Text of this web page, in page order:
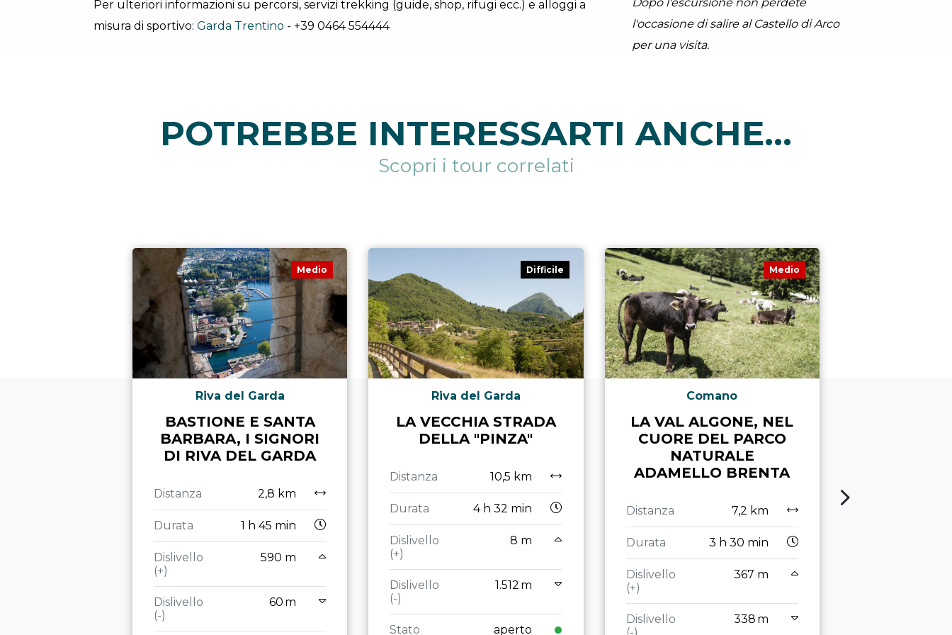
Per ulteriori informazioni su percorsi, servizi trekking (guide, shop, rifugi ecc.) e alloggi a
misura di sportivo: Garda Trentino - +39 0464 554444
l'occasione di salire al Castello di Arco
per una visita.
POTREBBE INTERESSARTI ANCHE...
Scopri i tour correlati
Medio
Riva del Garda
BASTIONE E SANTA
BARBARA, I SIGNORI
DI RIVA DEL GARDA
Distanza 2,8 km
Durata 1 h 45 min
Dislivello
(+)
590 m
Dislivello
(-)
60 m
Difficile
Riva del Garda
LA VECCHIA STRADA
DELLA "PINZA"
Distanza 10,5 km
Durata 4 h 32 min
Dislivello
(+)
8 m
Dislivello
(-)
1.512 m
Stato aperto
Medio
Comano
LA VAL ALGONE, NEL
CUORE DEL PARCO
NATURALE
ADAMELLO BRENTA
Distanza 7,2 km
Durata 3 h 30 min
Dislivello
(+)
367 m
Dislivello
338 m